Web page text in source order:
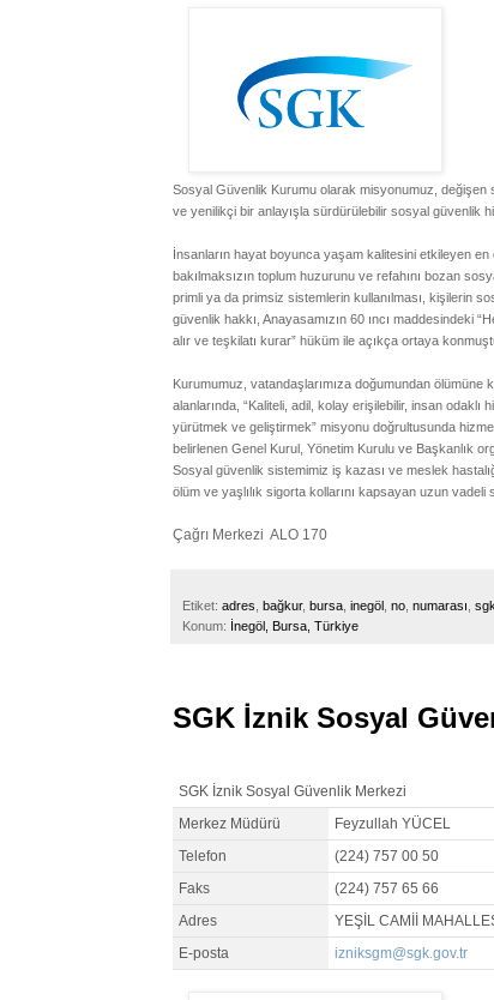
Sosyal Güvenlik Kurumu olarak misyonumuz, değişen
ve yenilikçi bir anlayışla sürdürülebilir sosyal güvenlik
İnsanların hayat boyunca yaşam kalitesini etkileyen
bakılmaksızın toplum huzurunu ve refahını bozan
primli ya da primsiz sistemlerin kullanılması, kişilerin
güvenlik hakkı, Anayasamızın 60 ıncı maddesindeki
alır ve teşkilatı kurar” hüküm ile açıkça ortaya
Kurumumuz, vatandaşlarımıza doğumundan
alanlarında, “Kaliteli, adil, kolay erişilebilir, insan
yürütmek ve geliştirmek” misyonu doğrultusunda
belirlenen Genel Kurul, Yönetim Kurulu ve Başkanlık
Sosyal güvenlik sistemimiz iş kazası ve meslek
ölüm ve yaşlılık sigorta kollarını kapsayan uzun vadeli
Çağrı Merkezi ALO 170
Etiket: adres, bağkur, bursa, inegöl , no, numarası,
Konum: İnegöl, Bursa, Türkiye
SGK İznik Sosyal
SGK İznik Sosyal Güvenlik Merkezi
Merkez Müdürü
Feyzullah YÜCEL
Telefon
(224) 757 00 50
Faks
(224) 757 65 66
Adres
YEŞİL CAMİİ
E-posta
izniksgm@sgk.gov.tr